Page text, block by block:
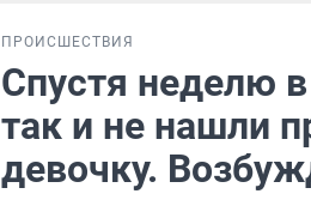
ПРОИСШЕСТВИЯ
Спустя неделю
так и не нашли
девочку.